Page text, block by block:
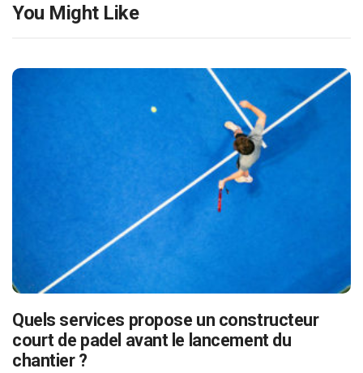
You Might Like
Quels services propose un constructeur
court de padel avant le lancement du
chantier ?